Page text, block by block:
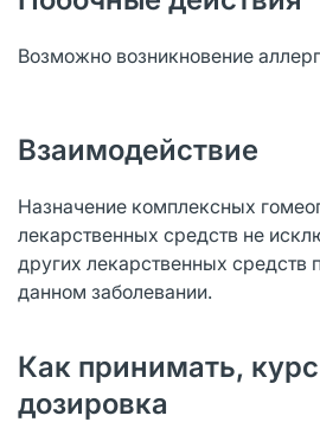
Возможно возникновение
Взаимодействие
Назначение комплексных
лекарственных средств не
других лекарственных
данном заболевании.
Как принимать,
дозировка